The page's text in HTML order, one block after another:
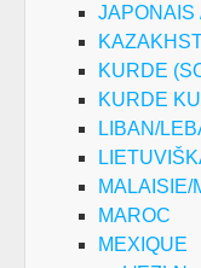
JAPONAIS
KURDE
MALAISIE/
MAROC
MEXIQUE